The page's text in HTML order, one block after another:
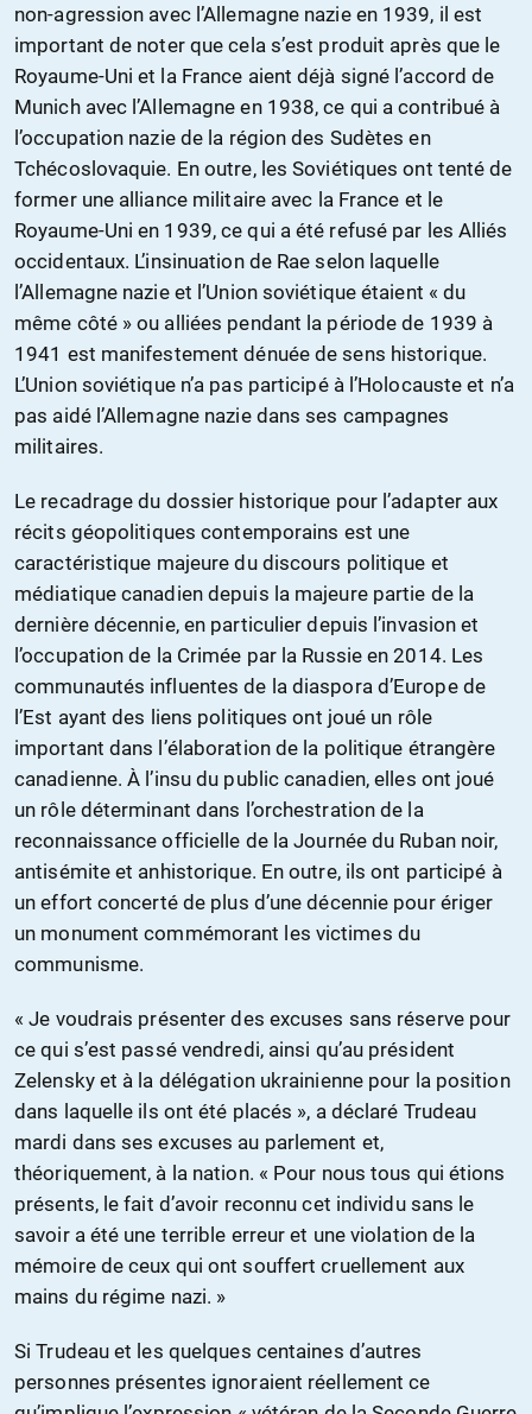
non-agression avec l’Allemagne nazie en 1939, il est
important de noter que cela s’est produit après que le
Royaume-Uni et la France aient déjà signé l’accord de
Munich avec l’Allemagne en 1938, ce qui a contribué à
l’occupation nazie de la région des Sudètes en
Tchécoslovaquie. En outre, les Soviétiques ont tenté de
former une alliance militaire avec la France et le
Royaume-Uni en 1939, ce qui a été refusé par les Alliés
occidentaux. L’insinuation de Rae selon laquelle
l’Allemagne nazie et l’Union soviétique étaient « du
même côté » ou alliées pendant la période de 1939 à
1941 est manifestement dénuée de sens historique.
L’Union soviétique n’a pas participé à l’Holocauste et n’a
pas aidé l’Allemagne nazie dans ses campagnes
militaires.
Le recadrage du dossier historique pour l’adapter aux
récits géopolitiques contemporains est une
caractéristique majeure du discours politique et
médiatique canadien depuis la majeure partie de la
dernière décennie, en particulier depuis l’invasion et
l’occupation de la Crimée par la Russie en 2014. Les
communautés influentes de la diaspora d’Europe de
l’Est ayant des liens politiques ont joué un rôle
important dans l’élaboration de la politique étrangère
canadienne. À l’insu du public canadien, elles ont joué
un rôle déterminant dans l’orchestration de la
reconnaissance officielle de la Journée du Ruban noir,
antisémite et anhistorique. En outre, ils ont participé à
un effort concerté de plus d’une décennie pour ériger
un monument commémorant les victimes du
communisme.
« Je voudrais présenter des excuses sans réserve pour
ce qui s’est passé vendredi, ainsi qu’au président
Zelensky et à la délégation ukrainienne pour la position
dans laquelle ils ont été placés », a déclaré Trudeau
mardi dans ses excuses au parlement et,
théoriquement, à la nation. « Pour nous tous qui étions
présents, le fait d’avoir reconnu cet individu sans le
savoir a été une terrible erreur et une violation de la
mémoire de ceux qui ont souffert cruellement aux
mains du régime nazi. »
Si Trudeau et les quelques centaines d’autres
personnes présentes ignoraient réellement ce